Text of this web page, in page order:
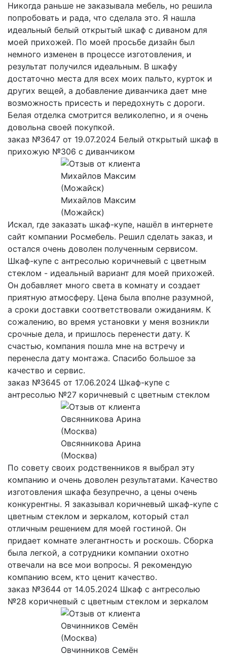
Никогда раньше не заказывала мебель, но решила
попробовать и рада, что сделала это. Я нашла
идеальный белый открытый шкаф с диваном для
моей прихожей. По моей просьбе дизайн был
немного изменен в процессе изготовления, и
результат получился идеальным. В шкафу
достаточно места для всех моих пальто, курток и
других вещей, а добавление диванчика дает мне
возможность присесть и передохнуть с дороги.
Белая отделка смотрится великолепно, и я очень
довольна своей покупкой.
заказ №3647 от 19.07.2024 Белый открытый шкаф в
прихожую №306 с диванчиком
Михайлов Максим
(Можайск)
Искал, где заказать шкаф-купе, нашёл в интернете
сайт компании Росмебель. Решил сделать заказ, и
остался очень доволен полученным сервисом.
Шкаф-купе с антресолью коричневый с цветным
стеклом - идеальный вариант для моей прихожей.
Он добавляет много света в комнату и создает
приятную атмосферу. Цена была вполне разумной,
а сроки доставки соответствовали ожиданиям. К
сожалению, во время установки у меня возникли
срочные дела, и пришлось перенести дату. К
счастью, компания пошла мне на встречу и
перенесла дату монтажа. Спасибо большое за
качество и сервис.
заказ №3645 от 17.06.2024 Шкаф-купе с
антресолью №27 коричневый с цветным стеклом
Овсянникова Арина
(Москва)
По совету своих родственников я выбрал эту
компанию и очень доволен результатами. Качество
изготовления шкафа безупречно, а цены очень
конкурентны. Я заказывал коричневый шкаф-купе с
цветным стеклом и зеркалом, который стал
отличным решением для моей гостиной. Он
придает комнате элегантность и роскошь. Сборка
была легкой, а сотрудники компании охотно
отвечали на все мои вопросы. Я рекомендую
компанию всем, кто ценит качество.
заказ №3644 от 14.05.2024 Шкаф с антресолью
№28 коричневый с цветным стеклом и зеркалом
Овчинников Семён